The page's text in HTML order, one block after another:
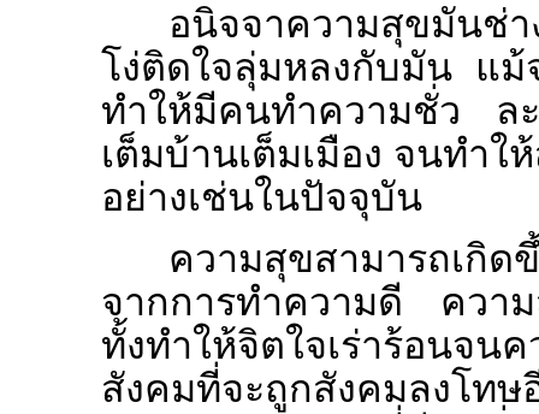
อนิจจาความสุขมันช่
โง่ติดใจลุ่มหลงกับมัน แม้
ทำให้มีคนทำความชั่ว ล
เต็มบ้านเต็มเมือง จนทำ
อย่างเช่นในปัจจุบัน
ความสุขสามารถเกิด
จากการทำความดี ควา
ทั้งทำให้จิตใจเร่าร้อนจน
สังคมที่จะถูกสังคมลงโท